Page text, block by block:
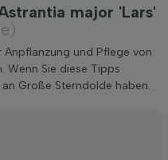
major 'Lars'
und Pflege von
Wenn Sie diese Tipps
Große Sterndolde haben.